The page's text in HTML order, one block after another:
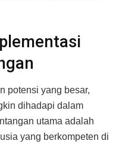
potensi yang besar,
dihadapi dalam
utama adalah
yang berkompeten di